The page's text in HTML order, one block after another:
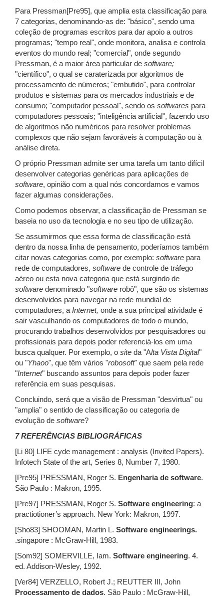
Para Pressman[Pre95], que amplia esta classificação para
7 categorias, denominando-as de: "básico", sendo uma
coleção de programas escritos para dar apoio a outros
programas; "tempo real", onde monitora, analisa e controla
eventos do mundo real; "comercial", onde segundo
Pressman, é a maior área particular de software;
"científico", o qual se caraterizada por algoritmos de
processamento de números; "embutido", para controlar
produtos e sistemas para os mercados industriais e de
consumo; "computador pessoal", sendo os softwares para
computadores pessoais; "inteligência artificial", fazendo uso
de algoritmos não numéricos para resolver problemas
complexos que não sejam favoráveis à computação ou à
análise direta.
O próprio Pressman admite ser uma tarefa um tanto difícil
desenvolver categorias genéricas para aplicações de
software, opinião com a qual nós concordamos e vamos
fazer algumas considerações.
Como podemos observar, a classificação de Pressman se
baseia no uso da tecnologia e no seu tipo de utilização.
Se assumirmos que essa forma de classificação está
dentro da nossa linha de pensamento, poderíamos também
citar novas categorias como, por exemplo: software para
rede de computadores, software de controle de tráfego
aéreo ou esta nova categoria que está surgindo de
software denominado "software robô", que são os sistemas
desenvolvidos para navegar na rede mundial de
computadores, a Internet, onde a sua principal atividade é
sair vasculhando os computadores de todo o mundo,
procurando trabalhos desenvolvidos por pesquisadores ou
profissionais para depois poder referenciá-los em uma
busca qualquer. Por exemplo, o site da "Alta Vista Digital"
ou "Yhaoo", que têm vários "robosoft" que saem pela rede
"Internet" buscando assuntos para depois poder fazer
referência em suas pesquisas.
Concluindo, será que a visão de Pressman "desvirtua" ou
"amplia" o sentido de classificação ou categoria de
evolução de software?
7 REFERÊNCIAS BIBLIOGRÁFICAS
[Li 80] LIFE cyde management : analysis (Invited Papers).
Infotech State of the art, Series 8, Number 7, 1980.
[Pre95] PRESSMAN, Roger S. Engenharia de software.
São Paulo : Makron, 1995.
[Pre97] PRESSMAN, Roger S. Software engineering: a
practiotioner’s approach. New York: Makron, 1997.
[Sho83] SHOOMAN, Martin L. Software engineerings.
.singapore : McGraw-Hill, 1983.
[Som92] SOMERVILLE, Iam. Software engineering. 4.
ed. Addison-Wesley, 1992.
[Ver84] VERZELLO, Robert J.; REUTTER III, John
Processamento de dados. São Paulo : McGraw-Hill,